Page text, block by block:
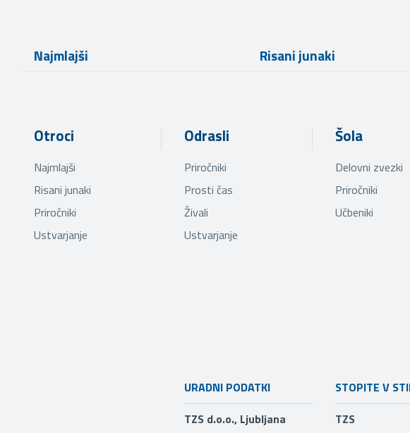
Najmlajši Risani junaki
Otroci
Najmlajši
Risani junaki
Priročniki
Ustvarjanje
Odrasli
Priročniki
Prosti čas
Živali
Ustvarjanje
Šola
Delovni zvezki
Priročniki
Učbeniki
URADNI PODATKI
TZS d.o.o., Ljubljana
STOPITE V
TZS